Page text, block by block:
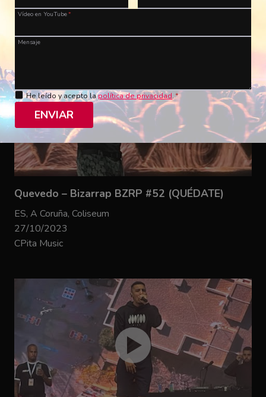
CPita Music
Quevedo – Bizarrap BZRP #52 (QUÉDATE)
ES, A Coruña, Coliseum
27/10/2023
CPita Music
Vídeo en YouTube*
Mensaje
He leído y acepto lapolítica de privacidad.*
ENVIAR